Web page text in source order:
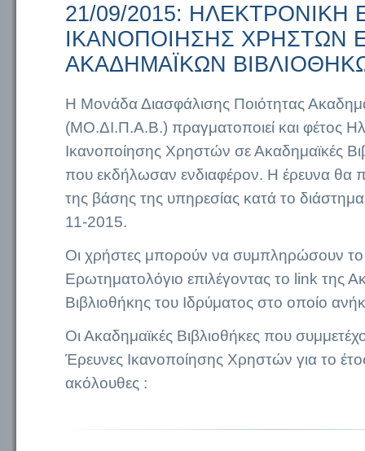
21/09/2015: ΗΛΕΚΤΡΟΝΙΚΗ
ΙΚΑΝΟΠΟΙΗΣΗΣ ΧΡΗΣΤΩΝ
ΑΚΑΔΗΜΑΪΚΩΝ
Η Μονάδα Διασφάλισης Ποιότητας
(ΜΟ.ΔΙ.Π.Α.Β.) πραγματοποιεί και φέτος
Ικανοποίησης Χρηστών σε Ακαδημαϊκές
που εκδήλωσαν ενδιαφέρον. Η έρευνα θα
της βάσης της υπηρεσίας κατά το
11-2015.
Οι χρήστες μπορούν να συμπληρώσουν το
Ερωτηματολόγιο επιλέγοντας το link της
Βιβλιοθήκης του Ιδρύματος στο οποίο
Οι Ακαδημαϊκές Βιβλιοθήκες που
Έρευνες Ικανοποίησης Χρηστών για το
ακόλουθες :